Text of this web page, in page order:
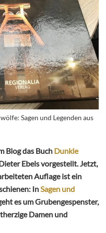
Sagen und Legenden aus
Blog das Buch Dunkle
Ebels vorgestellt. Jetzt,
Auflage ist ein
InSagen und
es um Grubengespenster,
Damen und